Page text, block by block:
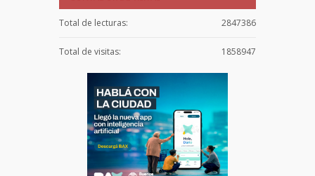
2847386
Total de lecturas:
1858947
Total de visitas: